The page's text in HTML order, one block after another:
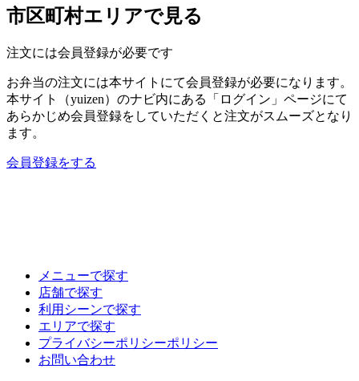
市区町村エリアで見る
注文には会員登録が必要です
お弁当の注文には本サイトにて会員登録が必要になります。
本サイト（yuizen）のナビ内にある「ログイン」ページにて
あらかじめ会員登録をしていただくと注文がスムーズとなり
ます。
会員登録をする
メニューで探す
店舗で探す
利用シーンで探す
エリアで探す
プライバシーポリシーポリシー
お問い合わせ